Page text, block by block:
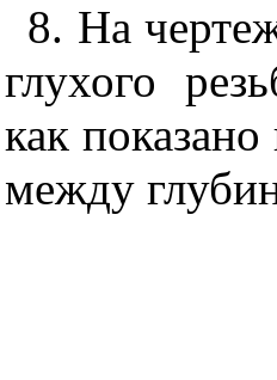
8. На
глухого
как показано
между